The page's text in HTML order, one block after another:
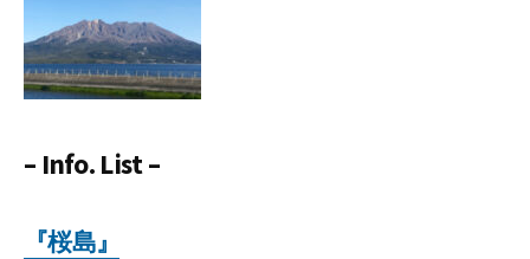
– Info. List –
『桜島』